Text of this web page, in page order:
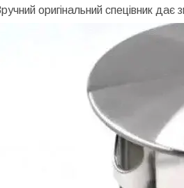
оригінальний спецівник дає